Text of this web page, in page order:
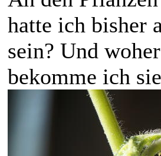
hatte ich bisher
sein? Und
bekomme ich